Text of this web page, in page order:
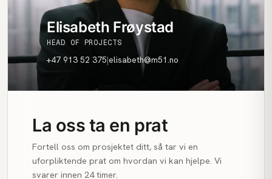
Elisabeth Frøystad
HEAD OF PROJECTS
+47 913 52 375|elisabeth@m51.no
La oss ta en prat
Fortell oss om prosjektet ditt, så tar vi en
uforpliktende prat om hvordan vi kan hjelpe. Vi
svarer innen 24 timer.